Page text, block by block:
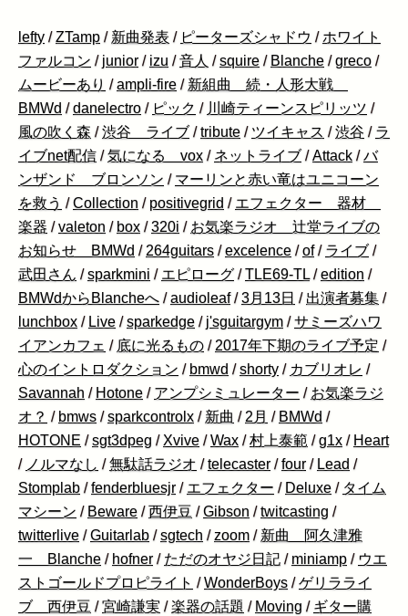
lefty /ZTamp / 新曲発表 / ピーターズシャドウ / ホワイト
ファルコン / junior / izu /音人 /squire / Blanche /greco /
ムービーあり /ampli-fire / 新組曲 続・人形大戦
BMWd /danelectro / ピック / 川崎ティーンスピリッツ /
風の吹く森 /渋谷 ライブ /tribute / ツイキャス /渋谷 / ラ
イブnet配信 /気になる vox / ネットライブ /Attack /バ
ンザンド ブロンソン / マーリンと赤い竜はユニコーン
を救う /Collection / positivegrid / エフェクター 器材
楽器 /valeton / box /320i / お気楽ラジオ 辻堂ライブの
お知らせ BMWd / 264guitars /excelence /of / ライブ /
武田さん /sparkmini / エピローグ /TLE69-TL /edition /
BMWdからBlancheへ /audioleaf /3月13日 / 出演者募集 /
lunchbox / Live /sparkedge / j'sguitargym /サミーズハワ
イアンカフェ / 底に光るもの / 2017年下期のライブ予定 /
心のイントロダクション / bmwd /shorty / カブリオレ /
Savannah / Hotone / アンプシミュレーター / お気楽ラジ
オ？ / bmws /sparkcontrolx / 新曲 / 2月 / BMWd /
HOTONE /sgt3dpeg / Xvive /Wax /村上泰範 /g1x / Heart
/ ノルマなし /無駄話ラジオ /telecaster /four / Lead /
Stomplab /fenderbluesjr / エフェクター / Deluxe / タイム
マシーン / Beware /西伊豆 /Gibson /twitcasting /
twitterlive /Guitarlab /sgtech /zoom / 新曲 阿久津雅
一 Blanche / hofner / ただのオヤジ日記 / miniamp / ウエ
ストゴールドプロピライト /WonderBoys /ゲリラライ
ブ 西伊豆 /宮崎謙実 /楽器の話題 / Moving / ギター購